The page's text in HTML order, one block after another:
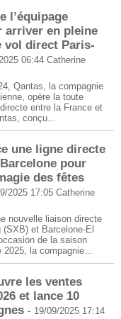
l’équipage
arriver en pleine
vol direct Paris-
06:44Catherine
Qantas, la compagnie
opère la toute
entre la France et
conçu...
une ligne directe
pour
des fêtes
2025 17:05Catherine
nouvelle liaison directe
et Barcelone-El
de la saison
2025, la compagnie...
les ventes
et lance 10
- 19/09/2025 17:14